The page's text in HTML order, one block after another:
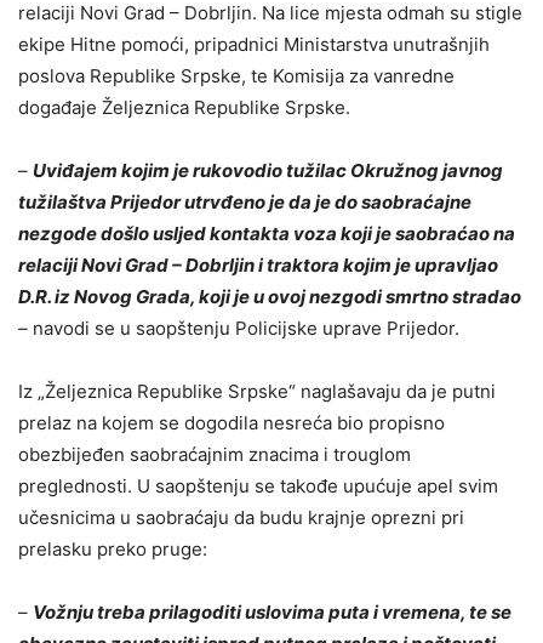
relaciji Novi Grad – Dobrljin. Na lice mjesta odmah su stigle
ekipe Hitne pomoći, pripadnici Ministarstva unutrašnjih
poslova Republike Srpske, te Komisija za vanredne
događaje Željeznica Republike Srpske.
– Uviđajem kojim je rukovodio tužilac Okružnog javnog
tužilaštva Prijedor utrvđeno je da je do saobraćajne
nezgode došlo usljed kontakta voza koji je saobraćao na
relaciji Novi Grad – Dobrljin i traktora kojim je upravljao
D.R. iz Novog Grada, koji je u ovoj nezgodi smrtno stradao
– navodi se u saopštenju Policijske uprave Prijedor.
Iz „Željeznica Republike Srpske“ naglašavaju da je putni
prelaz na kojem se dogodila nesreća bio propisno
obezbijeđen saobraćajnim znacima i trouglom
preglednosti. U saopštenju se takođe upućuje apel svim
učesnicima u saobraćaju da budu krajnje oprezni pri
prelasku preko pruge:
– Vožnju treba prilagoditi uslovima puta i vremena, te se